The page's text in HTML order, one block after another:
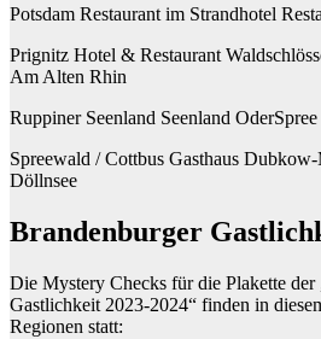
Potsdam Restaurant im Strandhotel
Prignitz Hotel & Restaurant
Am Alten Rhin
Ruppiner Seenland Seenland
Spreewald / Cottbus Gasthaus
Döllnsee
Brandenburger
Die Mystery Checks für die Plakette der
Gastlichkeit 2023-2024“ finden in
Regionen statt: